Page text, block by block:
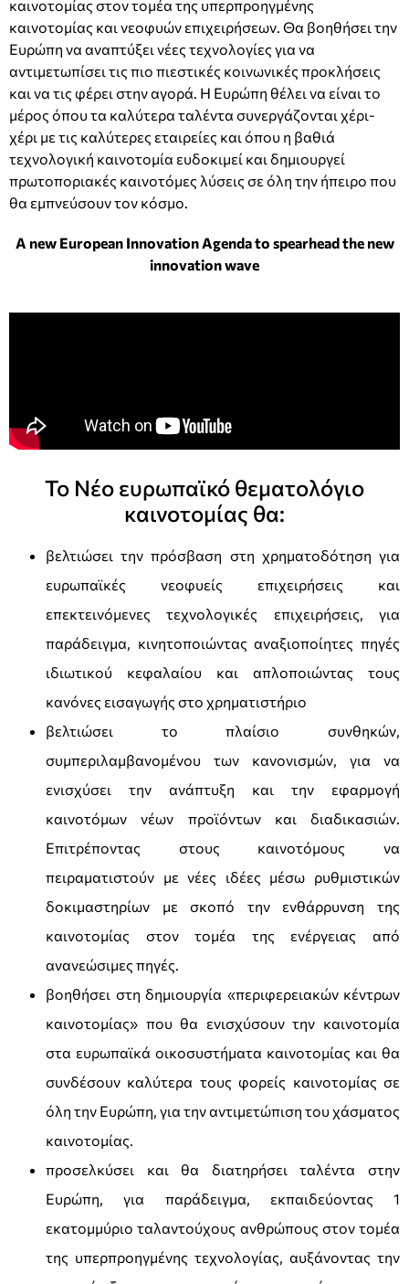
καινοτομίας στον τομέα της υπερπροηγμένης
καινοτομίας και νεοφυών επιχειρήσεων. Θα βοηθήσει την
Ευρώπη να αναπτύξει νέες τεχνολογίες για να
αντιμετωπίσει τις πιο πιεστικές κοινωνικές προκλήσεις
και να τις φέρει στην αγορά. Η Ευρώπη θέλει να είναι το
μέρος όπου τα καλύτερα ταλέντα συνεργάζονται χέρι-
χέρι με τις καλύτερες εταιρείες και όπου η βαθιά
τεχνολογική καινοτομία ευδοκιμεί και δημιουργεί
πρωτοποριακές καινοτόμες λύσεις σε όλη την ήπειρο που
θα εμπνεύσουν τον κόσμο.
A new European Innovation Agenda to spearhead the new
innovation wave
Το Νέο ευρωπαϊκό θεματολόγιο
καινοτομίας θα:
βελτιώσει την πρόσβαση στη χρηματοδότηση για
ευρωπαϊκές νεοφυείς επιχειρήσεις και
επεκτεινόμενες τεχνολογικές επιχειρήσεις, για
παράδειγμα, κινητοποιώντας αναξιοποίητες πηγές
ιδιωτικού κεφαλαίου και απλοποιώντας τους
κανόνες εισαγωγής στο χρηματιστήριο
βελτιώσει το πλαίσιο συνθηκών,
συμπεριλαμβανομένου των κανονισμών, για να
ενισχύσει την ανάπτυξη και την εφαρμογή
καινοτόμων νέων προϊόντων και διαδικασιών.
Επιτρέποντας στους καινοτόμους να
πειραματιστούν με νέες ιδέες μέσω ρυθμιστικών
δοκιμαστηρίων με σκοπό την ενθάρρυνση της
καινοτομίας στον τομέα της ενέργειας από
ανανεώσιμες πηγές.
βοηθήσει στη δημιουργία «περιφερειακών κέντρων
καινοτομίας» που θα ενισχύσουν την καινοτομία
στα ευρωπαϊκά οικοσυστήματα καινοτομίας και θα
συνδέσουν καλύτερα τους φορείς καινοτομίας σε
όλη την Ευρώπη, για την αντιμετώπιση του χάσματος
καινοτομίας.
προσελκύσει και θα διατηρήσει ταλέντα στην
Ευρώπη, για παράδειγμα, εκπαιδεύοντας 1
εκατομμύριο ταλαντούχους ανθρώπους στον τομέα
της υπερπροηγμένης τεχνολογίας, αυξάνοντας την